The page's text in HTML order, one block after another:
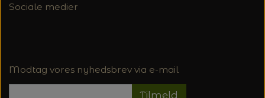
Sociale medier
Modtag vores nyhedsbrev via e-mail
Tilmeld